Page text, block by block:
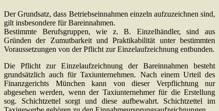
Der Grundsatz, dass Betriebseinnahmen einzeln aufzuzeichnen sind,
gilt insbesondere für Bareinnahmen.
Bestimmte Berufsgruppen, wie z. B. Einzelhändler, sind aus
Gründen der Zumutbarkeit und Praktikabilität unter bestimmten
Voraussetzungen von der Pflicht zur Einzelaufzeichnung entbunden.
Die Pflicht zur Einzelaufzeichnung der Bareinnahmen besteht
grundsätzlich auch für Taxiunternehmen. Nach einem Urteil des
Finanzgerichts München kann von dieser Verpflichtung nur
abgesehen werden, wenn der Taxiunternehmer für die Erstellung
sog. Schichtzettel sorgt und diese aufbewahrt. Schichtzettel im